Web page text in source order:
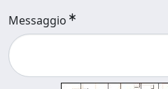
Messaggio